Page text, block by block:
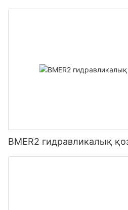
BMER2 гидравликалық